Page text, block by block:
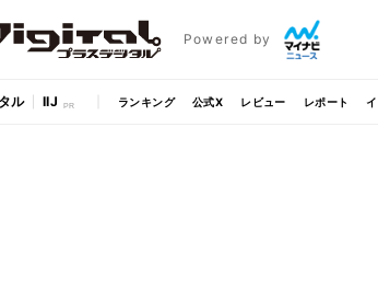
Powered by
ル IIJ ランキング 公式X レビュー レポート